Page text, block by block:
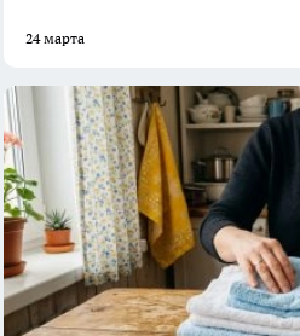
24 марта